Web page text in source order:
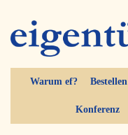
Warum ef? Bestellen
Konferenz